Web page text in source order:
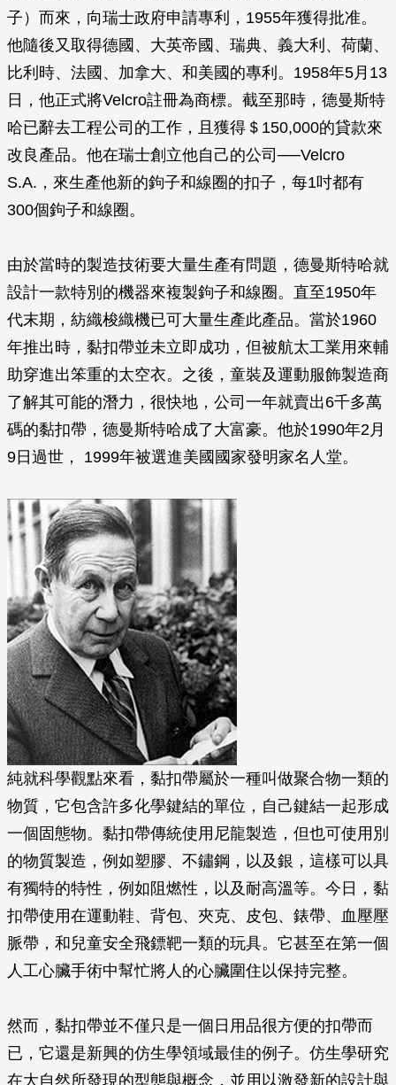
子）而來，向瑞士政府申請專利，1955年獲得批准。
他隨後又取得德國、大英帝國、瑞典、義大利、荷蘭、
比利時、法國、加拿大、和美國的專利。1958年5月13
日，他正式將Velcro註冊為商標。截至那時，德曼斯特
哈已辭去工程公司的工作，且獲得＄150,000的貸款來
改良產品。他在瑞士創立他自己的公司──Velcro
S.A.，來生產他新的鉤子和線圈的扣子，每1吋都有
300個鉤子和線圈。
由於當時的製造技術要大量生產有問題，德曼斯特哈就
設計一款特別的機器來複製鉤子和線圈。直至1950年
代末期，紡織梭織機已可大量生產此產品。當於1960
年推出時，黏扣帶並未立即成功，但被航太工業用來輔
助穿進出笨重的太空衣。之後，童裝及運動服飾製造商
了解其可能的潛力，很快地，公司一年就賣出6千多萬
碼的黏扣帶，德曼斯特哈成了大富豪。他於1990年2月
9日過世， 1999年被選進美國國家發明家名人堂。
純就科學觀點來看，黏扣帶屬於一種叫做聚合物一類的
物質，它包含許多化學鍵結的單位，自己鍵結一起形成
一個固態物。黏扣帶傳統使用尼龍製造，但也可使用別
的物質製造，例如塑膠、不鏽鋼，以及銀，這樣可以具
有獨特的特性，例如阻燃性，以及耐高溫等。今日，黏
扣帶使用在運動鞋、背包、夾克、皮包、錶帶、血壓壓
脈帶，和兒童安全飛鏢靶一類的玩具。它甚至在第一個
人工心臟手術中幫忙將人的心臟圍住以保持完整。
然而，黏扣帶並不僅只是一個日用品很方便的扣帶而
已，它還是新興的仿生學領域最佳的例子。仿生學研究
在大自然所發現的型態與概念，並用以激發新的設計與